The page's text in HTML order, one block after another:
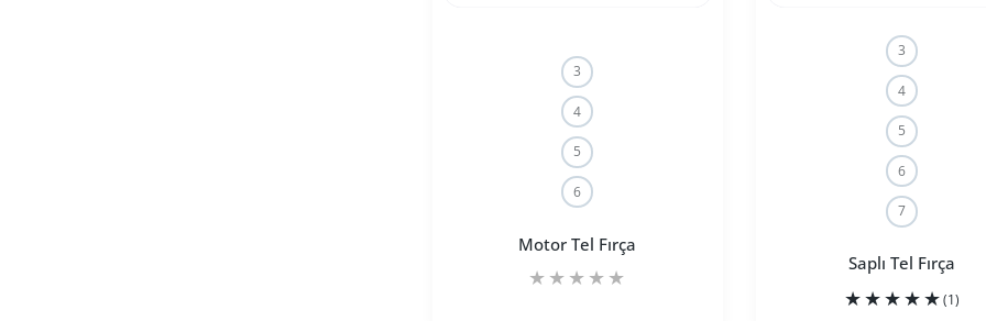
3
4
5
6
Motor Tel Fırça
3
4
5
6
7
Saplı Tel Fırça
(1)